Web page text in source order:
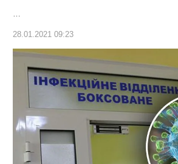
28.01.2021 09:23